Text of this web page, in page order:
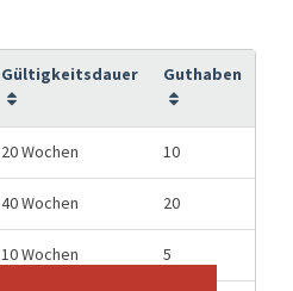
Gültigkeitsdauer Guthaben
20 Wochen 10
40 Wochen 20
10 Wochen 5